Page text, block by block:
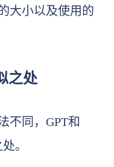
大小以及使用的
之处
不同，GPT和
。